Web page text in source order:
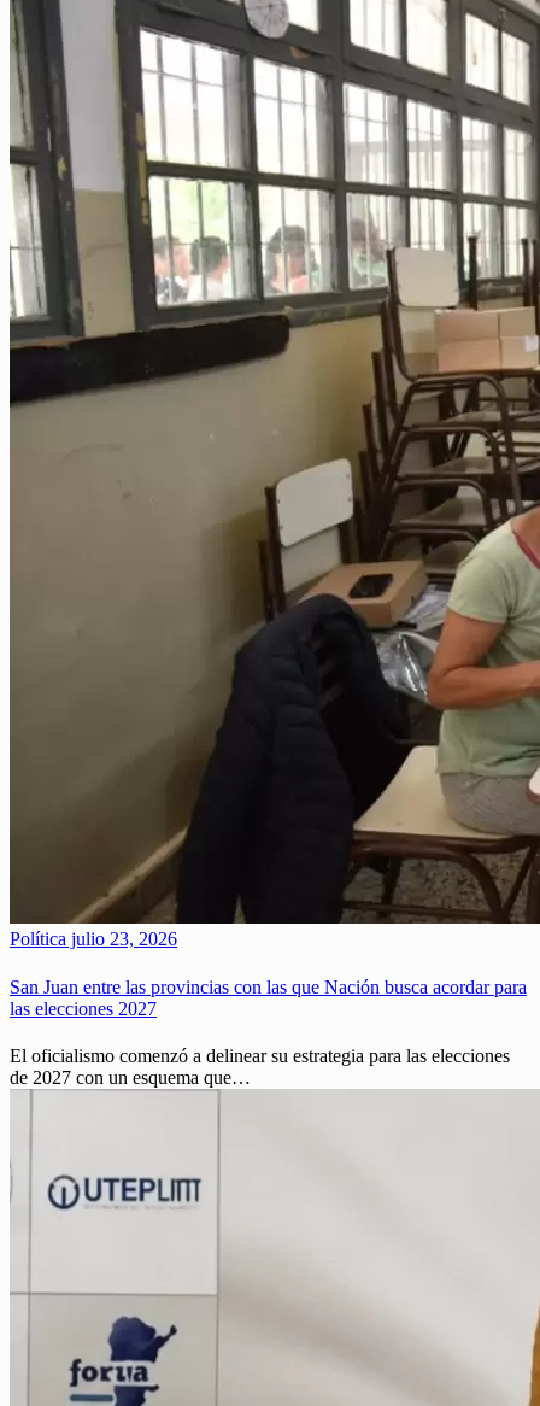
Política julio 23, 2026
San Juan entre las provincias con las que Nación busca acordar para
las elecciones 2027
El oficialismo comenzó a delinear su estrategia para las elecciones
de 2027 con un esquema que…